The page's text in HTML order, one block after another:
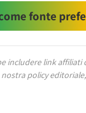
fonte
includere link affiliati
policy